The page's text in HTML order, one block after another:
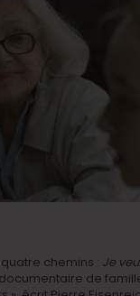
quatre chemins : Je
de